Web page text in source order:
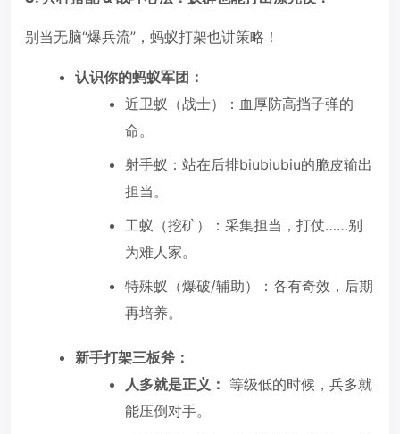
别当无脑“爆兵流”，蚂蚁打架也讲策略！
认识你的蚂蚁军团：
近卫蚁（战士）：血厚防高挡子弹的
命。
射手蚁：站在后排biubiubiu的脆皮输出
担当。
工蚁（挖矿）：采集担当，打仗……别
为难人家。
特殊蚁（爆破/辅助）：各有奇效，后期
再培养。
新手打架三板斧：
人多就是正义： 等级低的时候，兵多就
能压倒对手。